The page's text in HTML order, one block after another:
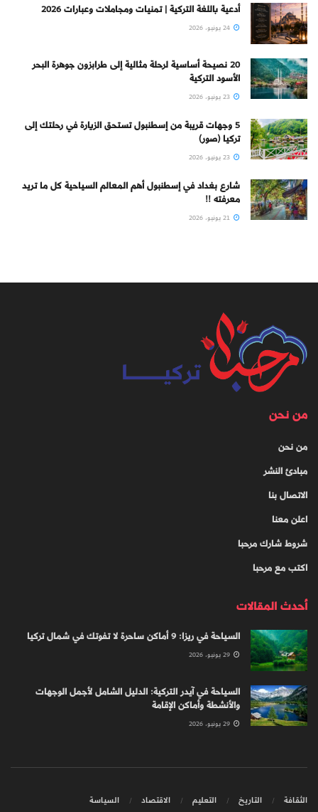
أدعية باللغة التركية | تمنيات ومجاملات وعبارات 2026
20 نصيحة أساسية لرحلة مثالية إلى طرابزون جوهرة البحر
الأسود التركية
5 وجهات قريبة من إسطنبول تستحق الزيارة في رحلتك إلى
تركيا (صور)
شارع بغداد في إسطنبول أهم المعالم السياحية كل ما تريد
معرفته !!
من نحن
من نحن
مبادئ النشر
الاتصال بنا
اعلن معنا
شروط شارك مرحبا
اكتب مع مرحبا
أحدث المقالات
السياحة في ريزا: 9 أماكن ساحرة لا تفوتك في شمال تركيا
السياحة في آيدر التركية: الدليل الشامل لأجمل الوجهات
والأنشطة وأماكن الإقامة
الثقافة التاريخ التعليم الاقتصاد السياسة